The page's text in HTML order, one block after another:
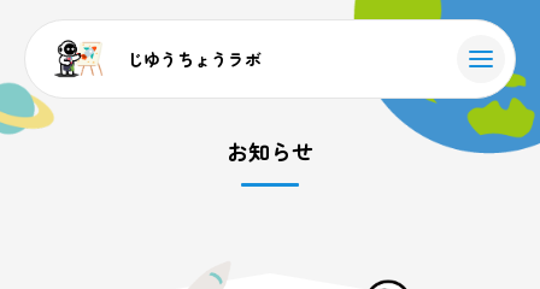
じゆうちょうラボ
お知らせ